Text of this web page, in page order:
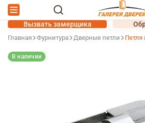
Вызвать замерщика
Главная Фурнитура Дверные петли Петля
В наличии